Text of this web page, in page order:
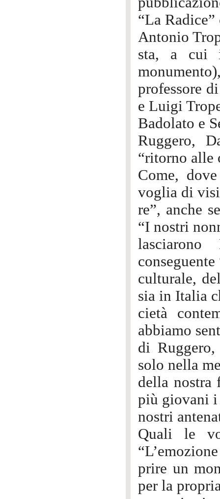
“La
Antonio
sta, a cui
professore
e Luigi
Badolato e
Ruggero,
“ritorno alle
Come,
voglia di
re”, anche
“I nostri
culturale,
sia in Italia
cietà
abbiamo
di
solo nella
della nostra
più giovani i
nostri
Quali le
prire un
per la